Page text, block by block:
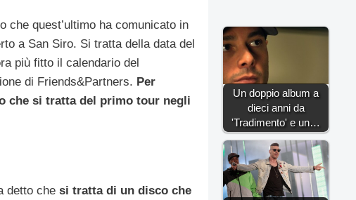
che quest’ultimo ha comunicato in
a San Siro. Si tratta della data del
più fitto il calendario del
di Friends&Partners. Per
che si tratta del primo tour negli
detto che si tratta di un disco che
Un doppio album a
dieci anni da
'Tradimento' e un…